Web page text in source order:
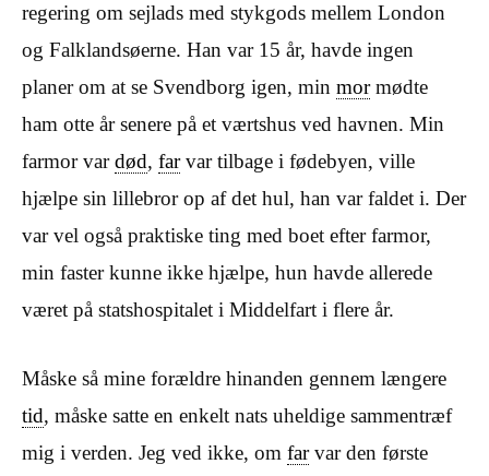
regering om sejlads med stykgods mellem London
og Falklandsøerne. Han var 15 år, havde ingen
planer om at se Svendborg igen, min mormødte
ham otte år senere på et værtshus ved havnen. Min
farmor vardød, farvar tilbage i fødebyen, ville
hjælpe sin lillebror op af det hul, han var faldet i. Der
var vel også praktiske ting med boet efter farmor,
min faster kunne ikke hjælpe, hun havde allerede
været på statshospitalet i Middelfart i flere år.
Måske så mine forældre hinanden gennem længere
tid, måske satte en enkelt nats uheldige sammentræf
mig i verden. Jeg ved ikke, om farvar den første